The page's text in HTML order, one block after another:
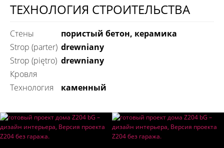
ТЕХНОЛОГИЯ СТРОИТЕЛЬСТВА
Стены
пористый бетон, керамика
Strop (parter) drewniany
Strop (piętro) drewniany
Кровля
технология
каменный